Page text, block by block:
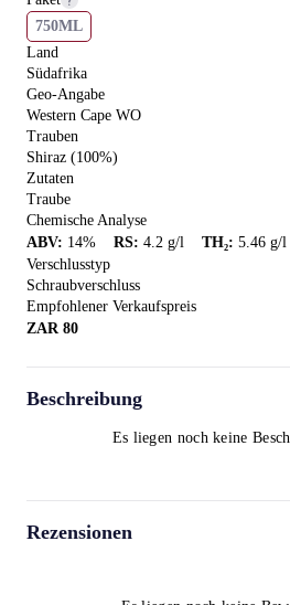
750ML
Land
Südafrika
Geo-Angabe
Western Cape WO
Trauben
Shiraz (100%)
Zutaten
Traube
Chemische Analyse
ABV: 14% RS: 4.2 g/l TH₂: 5.46 g/l
Verschlusstyp
Schraubverschluss
Empfohlener Verkaufspreis
ZAR 80
Beschreibung
Es liegen noch keine
Rezensionen